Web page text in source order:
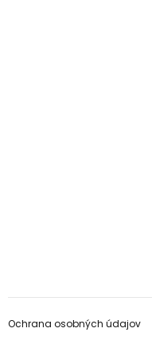
Ochrana osobných údajov